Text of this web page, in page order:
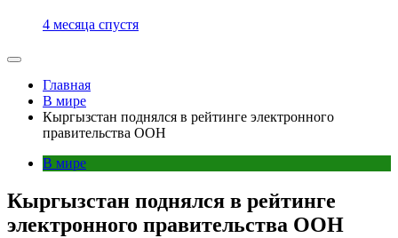
4 месяца спустя
Главная
В мире
Кыргызстан поднялся в рейтинге электронного
правительства ООН
В мире
Кыргызстан поднялся в рейтинге
электронного правительства ООН